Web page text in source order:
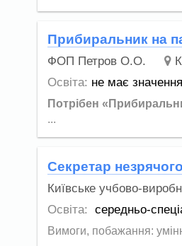
Прибиральник на
ФОП Петров О.О.
Освіта: не має значення
Потрібен
...
Секретар
Київське учбово-
Освіта:
середньо-
Вимоги, побажання: